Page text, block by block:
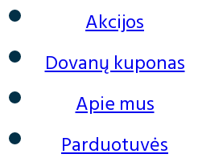
Akcijos
Dovanų kuponas
Apie mus
Parduotuvės